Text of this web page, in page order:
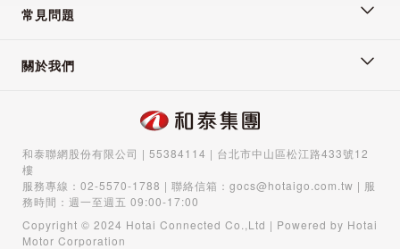
常見問題
關於我們
和泰聯網股份有限公司 | 55384114 | 台北市中山區松江路433號12
樓
服務專線： 02-5570-1788 | 聯絡信箱： gocs@hotaigo.com.tw | 服
務時間：週一至週五 09:00-17:00
Copyright © 2024 Hotai Connected Co.,Ltd | Powered by Hotai
Motor Corporation